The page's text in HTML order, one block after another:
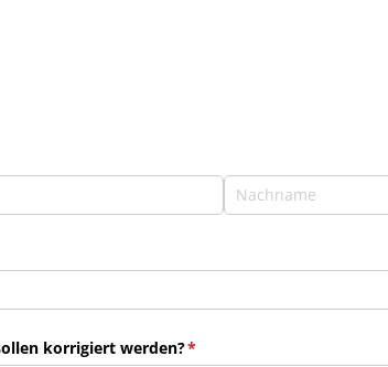
korrigiert werden?*
(erforderlich)